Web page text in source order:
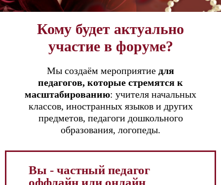
Кому будет актуально
участие в форуме?
Мы создаём мероприятие для
педагогов, которые стремятся к
масштабированию: учителя начальных
классов, иностранных языков и других
предметов, педагоги дошкольного
образования, логопеды.
Вы - частный педагог
оффлайн или онлайн